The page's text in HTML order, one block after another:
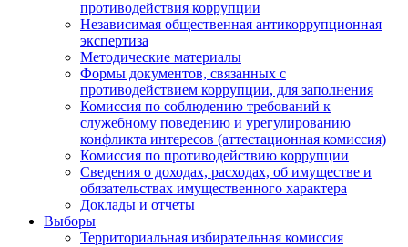
противодействия коррупции
Независимая общественная антикоррупционная
экспертиза
Методические материалы
Формы документов, связанных с
противодействием коррупции, для заполнения
Комиссия по соблюдению требований к
служебному поведению и урегулированию
конфликта интересов (аттестационная комиссия)
Комиссия по противодействию коррупции
Сведения о доходах, расходах, об имуществе и
обязательствах имущественного характера
Доклады и отчеты
Выборы
Территориальная избирательная комиссия